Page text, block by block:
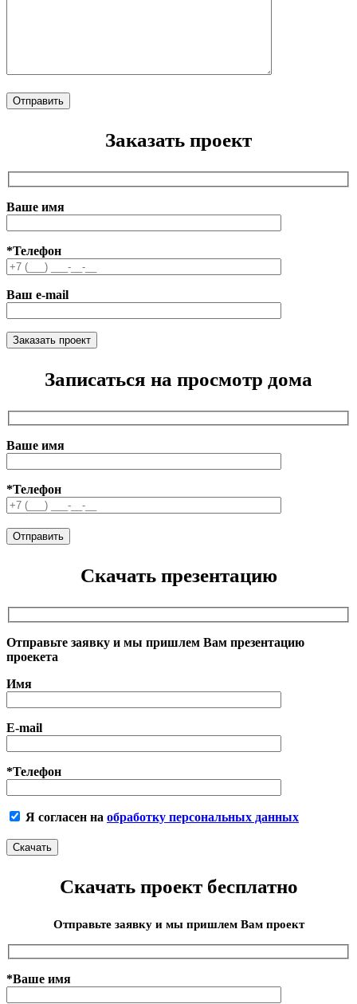
Заказать проект
Ваше имя
*Телефон
Ваш e-mail
Записаться на просмотр дома
Ваше имя
*Телефон
Скачать презентацию
Отправьте заявку и мы пришлем Вам презентацию
проекета
Имя
E-mail
*Телефон
Я согласен на обработку персональных данных
Скачать проект бесплатно
Отправьте заявку и мы пришлем Вам проект
*Ваше имя